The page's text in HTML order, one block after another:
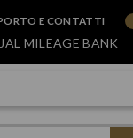
E CONTATTI
JAL MILEAGE BANK